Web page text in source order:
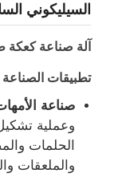
السيليكوني
آلة صناعة كعكة
تطبيقات الصناعة
صناعة
وعملية
الحلمات
والملعقات